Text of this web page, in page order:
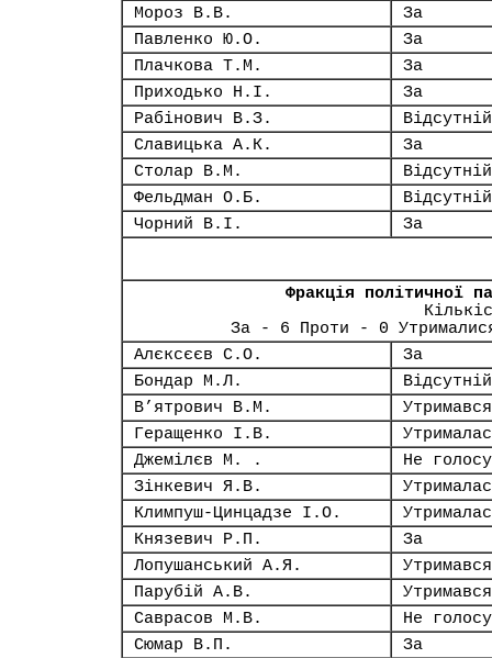
Мороз В.В.
За
Павленко Ю.О.
За
Плачкова Т.М.
За
Приходько Н.І.
За
Рабінович В.З.
Відсутній
Славицька А.К.
За
Столар В.М.
Відсутній
Фельдман О.Б.
Відсутній
Чорний В.І.
За
Фракція політичної
За - 6 Проти - 0
Алєксєєв С.О.
За
Бондар М.Л.
Відсутній
В’ятрович В.М.
Утримався
Геращенко І.В.
Джемілєв М. .
Не
Зінкевич Я.В.
Климпуш-Цинцадзе І.О.
Князевич Р.П.
За
Лопушанський А.Я.
Утримався
Парубій А.В.
Утримався
Саврасов М.В.
Не
Сюмар В.П.
За